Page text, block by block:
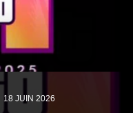
18 JUIN 2026